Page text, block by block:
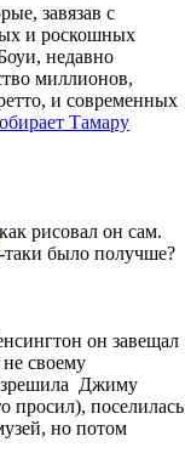
завязав с
и роскошных
недавно
миллионов,
и современных
Тамару
как рисовал он сам.
было получше?
он завещал
своему
Джиму
просил), поселилась
но потом